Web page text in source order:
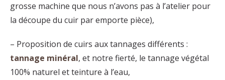
grosse machine que nous n’avons pas à l’atelier pour
la découpe du cuir par emporte pièce),
– Proposition de cuirs aux tannages différents :
tannage minéral, et notre fierté, le tannage végétal
100% naturel et teinture à l’eau,